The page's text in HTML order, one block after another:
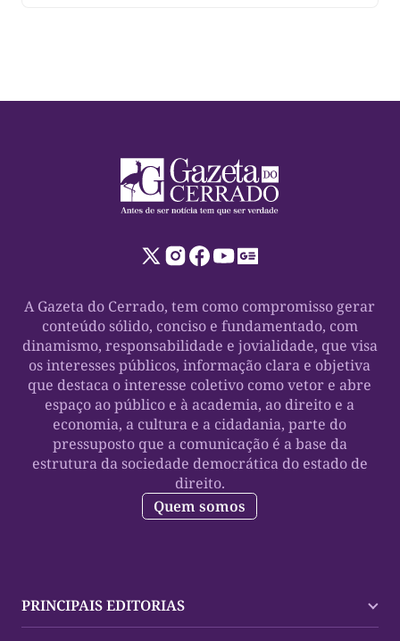
A Gazeta do Cerrado, tem como compromisso gerar
conteúdo sólido, conciso e fundamentado, com
dinamismo, responsabilidade e jovialidade, que visa
os interesses públicos, informação clara e objetiva
que destaca o interesse coletivo como vetor e abre
espaço ao público e à academia, ao direito e a
economia, a cultura e a cidadania, parte do
pressuposto que a comunicação é a base da
estrutura da sociedade democrática do estado de
direito.
Quem somos
PRINCIPAIS EDITORIAS